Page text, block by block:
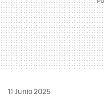
11 Junio 2025